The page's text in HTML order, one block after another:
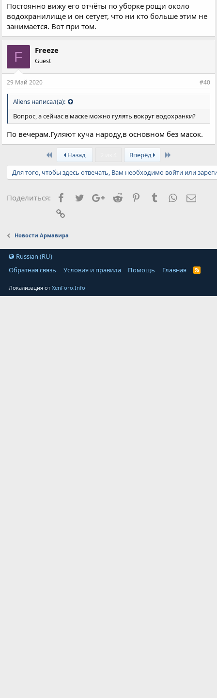
Постоянно вижу его отчёты по уборке рощи около
водохранилище и он сетует, что ни кто больше этим не
занимается. Вот при том.
F Freeze
Guest
29 Май 2020 #40
Aliens написал(а):
Вопрос, а сейчас в маске можно гулять вокруг водохранки?
По вечерам.Гуляют куча народу,в основном без масок.
First Назад Вперёд
Для того, чтобы здесь отвечать, Вам необходимо войти или
Поделиться: Facebook
TwitterGoogle+
Reddit PinterestTumblrWhatsApp
Новости Армавира
Russian (RU)
Обратная связь
Условия и правила Помощь Главная
Локализация отXenForo.Info